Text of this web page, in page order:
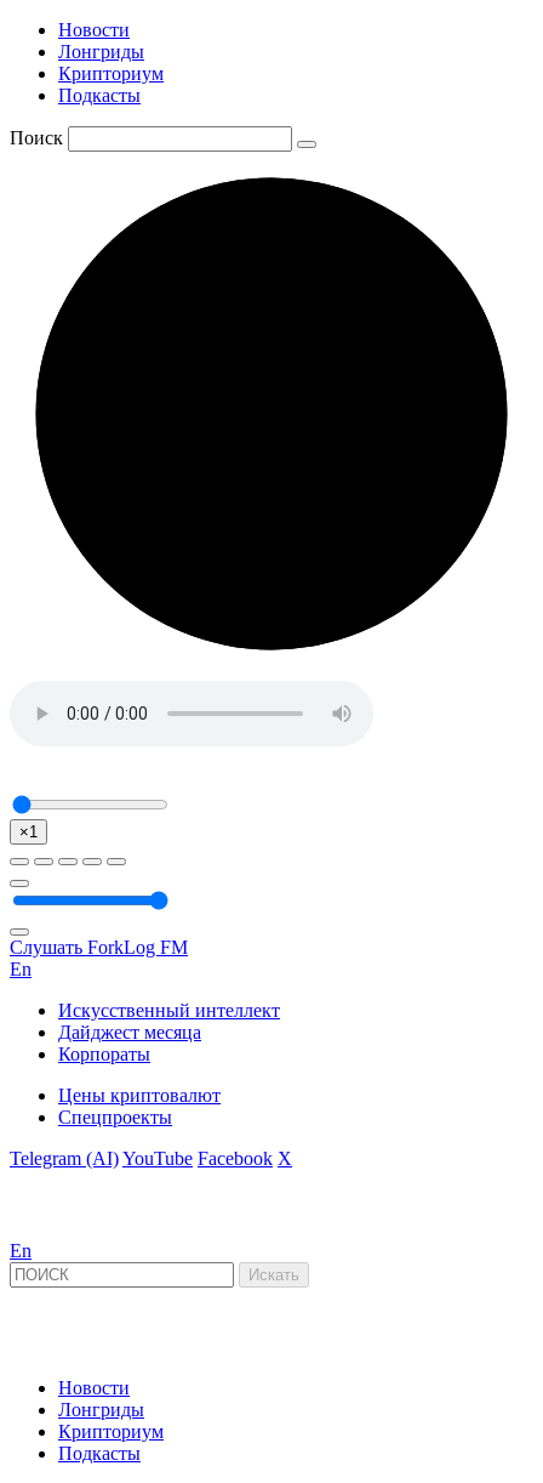
Новости
Лонгриды
Крипториум
Подкасты
Поиск
×1
Слушать ForkLog FM
En
Искусственный интеллект
Дайджест месяца
Корпораты
Цены криптовалют
Спецпроекты
Telegram (AI)YouTube Facebook X
En
Новости
Лонгриды
Крипториум
Подкасты